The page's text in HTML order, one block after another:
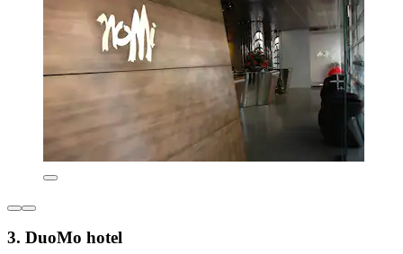
3. DuoMo hotel